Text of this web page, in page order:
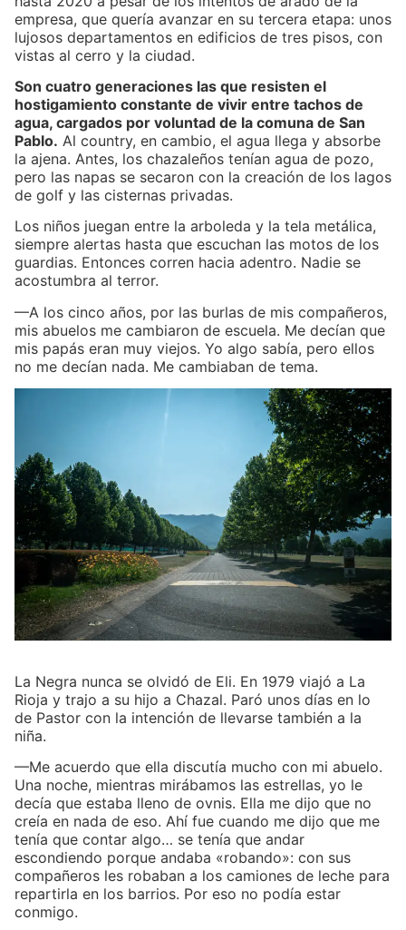
empresa, que quería avanzar en su tercera etapa: unos
lujosos departamentos en edificios de tres pisos, con
vistas al cerro y la ciudad.
Son cuatro generaciones las que resisten el
hostigamiento constante de vivir entre tachos de
agua, cargados por voluntad de la comuna de San
Pablo. Al country, en cambio, el agua llega y absorbe
la ajena. Antes, los chazaleños tenían agua de pozo,
pero las napas se secaron con la creación de los lagos
de golf y las cisternas privadas.
Los niños juegan entre la arboleda y la tela metálica,
siempre alertas hasta que escuchan las motos de los
guardias. Entonces corren hacia adentro. Nadie se
acostumbra al terror.
—A los cinco años, por las burlas de mis compañeros,
mis abuelos me cambiaron de escuela. Me decían que
mis papás eran muy viejos. Yo algo sabía, pero ellos
no me decían nada. Me cambiaban de tema.
La Negra nunca se olvidó de Eli. En 1979 viajó a La
Rioja y trajo a su hijo a Chazal. Paró unos días en lo
de Pastor con la intención de llevarse también a la
niña.
—Me acuerdo que ella discutía mucho con mi abuelo.
Una noche, mientras mirábamos las estrellas, yo le
decía que estaba lleno de ovnis. Ella me dijo que no
creía en nada de eso. Ahí fue cuando me dijo que me
tenía que contar algo… se tenía que andar
escondiendo porque andaba «robando»: con sus
compañeros les robaban a los camiones de leche para
repartirla en los barrios. Por eso no podía estar
conmigo.